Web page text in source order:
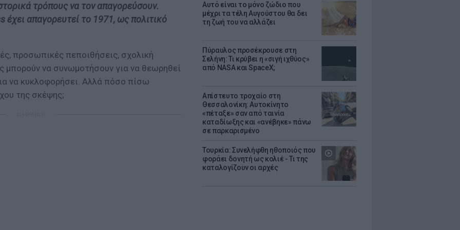
Αυτό είναι το μόνο ζώδιο που
μέχρι τα τέλη Αυγούστου θα δει
τη ζωή του να αλλάζει
Πύραυλος προσέκρουσε στη
Σελήνη: Τι κρύβει η «σιγή ιχθύος»
από NASA και SpaceX;
Απίστευτο τροχαίο στη
Θεσσαλονίκη: Αυτοκίνητο
«πέταξε» σαν από ταινία
καταδίωξης και «ανέβηκε» πάνω
σε παρκαρισμένο
Τουρκία: Συνελήφθη ηθοποιός που
φοράει δoνητή ως κολιέ - Τι της
καταλογίζουν οι αρχές
τρόπους να τον απαγορεύσουν.
έχει απαγορευτεί το 1971, ως πολιτικό
προσωπικές πεποιθήσεις, σχολική
μπορούν να συνωμοτήσουν για να θεωρηθεί
να κυκλοφορήσει. Αλλά πόσο πίσω
της σκέψης;